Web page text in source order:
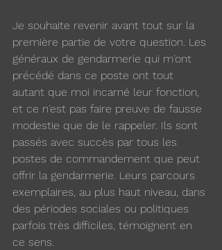
Je souhaite revenir avant tout sur la
première partie de votre question. Les
généraux de gendarmerie qui m'ont
précédé dans ce poste ont tout
autant que moi incarné leur fonction,
et ce n'est pas faire preuve de fausse
modestie que de le rappeler. Ils sont
passés avec succès par tous les
postes de commandement que peut
offrir la gendarmerie. Leurs parcours
exemplaires, au plus haut niveau, dans
des périodes sociales ou politiques
parfois très difficiles, témoignent en
ce sens.